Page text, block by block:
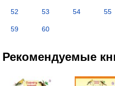
52 53 54 55
59 60
Рекомендуемые